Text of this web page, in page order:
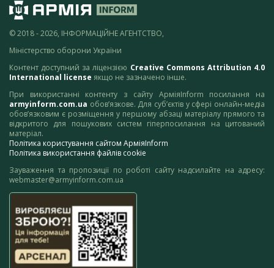
© 2018 - 2026, ІНФОРМАЦІЙНЕ АГЕНТСТВО,
Міністерство оборони України
Контент доступний за ліцензією Creative Commons Attribution 4.0
International license якщо не зазначено інше.
При використанні контенту з сайту АрміяInform посилання на
armyinform.com.ua обов’язкове. Для суб’єктів у сфері онлайн-медіа
обов’язковим є розміщення у першому абзаці матеріалу прямого та
відкритого для пошукових систем гіперпосилання на цитований
матеріал.
Політика користування сайтом АрміяInform
Політика використання файлів cookie
Зауваження та пропозиції по роботі сайту надсилайте на адресу:
webmaster@armyinform.com.ua